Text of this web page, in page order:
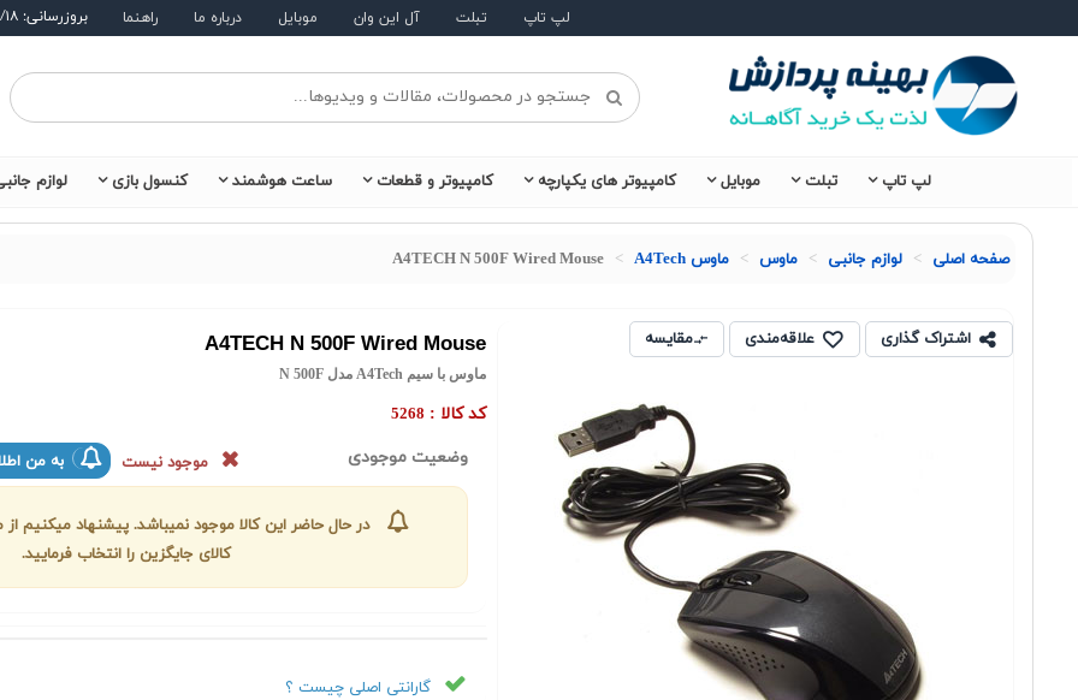
لپ تاپ تبلت آل این وان موبایل درباره ما راهنما بروزرسانی: ۱۴۰۵/۵/۱۸
لپ تاپ تبلت موبایل کامپیوتر های یکپارچه کامپیوتر و قطعات ساعت هوشمند کنسول بازی لوازم
صفحه اصلی لوازم جانبی ماوس ماوس A4Tech A4TECH N 500F Wired Mouse
اشتراک گذاری علاقه‌مندی مقایسه A4TECH N 500F Wired Mouse
ماوس با سیم A4Tech مدل N 500F
کد کالا : 5268
وضعیت موجودی موجود نیست به من
در حال حاضر این کالا موجود نمیباشد. پیشنهاد میکنیم
کالای جایگزین را انتخاب فرمایید.
گارانتی اصلی چیست ؟